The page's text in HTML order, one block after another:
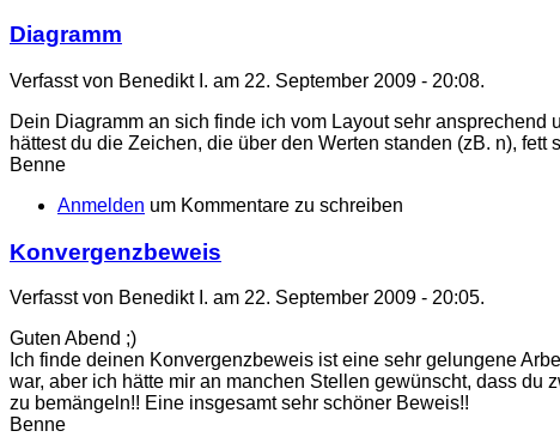
Diagramm
Verfasst von Benedikt I. am 22. September 2009 - 20:08.
Dein Diagramm an sich finde ich vom Layout sehr
hättest du die Zeichen, die über den Werten standen (zB. n),
Benne
Anmelden um Kommentare zu schreiben
Konvergenzbeweis
Verfasst von Benedikt I. am 22. September 2009 - 20:05.
Guten Abend ;)
Ich finde deinen Konvergenzbeweis ist eine sehr gelungene
war, aber ich hätte mir an manchen Stellen gewünscht, dass
zu bemängeln!! Eine insgesamt sehr schöner Beweis!!
Benne